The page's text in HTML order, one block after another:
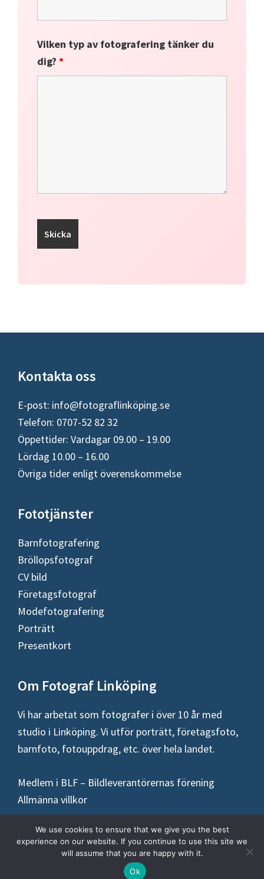
Vilken typ av fotografering tänker du
dig?*
Footer
Kontakta oss
E-post: info@fotograflinköping.se
Telefon: 0707-52 82 32
Öppettider: Vardagar 09.00 – 19.00
Lördag 10.00 – 16.00
Övriga tider enligt överenskommelse
Fototjänster
Barnfotografering
Bröllopsfotograf
CV bild
Företagsfotograf
Modefotografering
Porträtt
Presentkort
Om Fotograf Linköping
Vi har arbetat som fotografer i över 10 år med
studio i Linköping. Vi utför porträtt, företagsfoto,
barnfoto, fotouppdrag, etc. över hela landet.
Medlem i BLF – Bildleverantörernas förening
Allmänna villkor
Copyright © 2026 ·Fotograf Linköping
We use cookies to ensure that we give you the best
experience on our website. If you continue to use this site we
will assume that you are happy with it.
Ok